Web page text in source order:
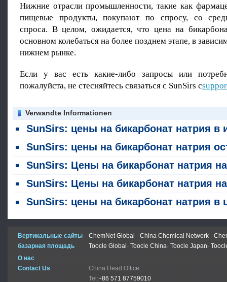
Нижние отрасли промышленности, такие как
пищевые продукты, покупают по спросу, со
спроса. В целом, ожидается, что цена на
основном колебаться на более позднем этапе, в
нижнем рынке.
Если у вас есть какие-либо запросы или
пожалуйста, не стесняйтесь связаться с SunSirs с
Verwandte Informationen
SunSirs: цены на бикарбонат натрия в июле демонстрировали слабую
SunSirs: цены на бикарбонат натрия остались стабильными на прошлой неделе (20 - 24
SunSirs: Цены на бикарбонат натрия на прошлой неделе (22 - 26 июня) развивались
SunSirs: Цены на бикарбонат натрия на прошлой неделе (15 - 18 июня) развивались
SunSirs: цены на бикарбонат натрия в целом снизились в
Вертикальные сайты ChemNet Global - China Chemical Network -
базарная площадь
Toocle Global- Toocle China- Toocle Japan-
О нас
Contact Us
China Head Office:
Tel:+86 571 87759010